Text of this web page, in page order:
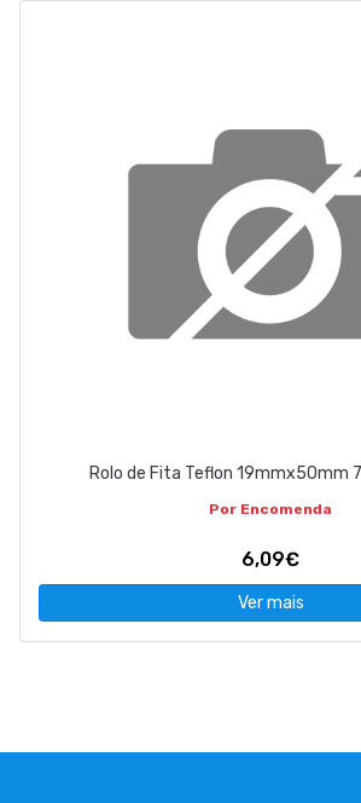
Rolo de Fita Teflon 19mmx50mm
Por Encomenda
6,09€
Ver mais